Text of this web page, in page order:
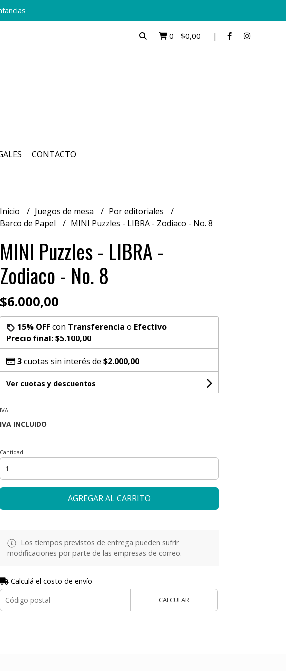
0 - $0,00
CONTACTO
Inicio Juegos de mesa
Por editoriales
Barco de Papel
MINI Puzzles - LIBRA - Zodiaco - No. 8
MINI Puzzles - LIBRA -
Zodiaco - No. 8
$6.000,00
15% OFFcon Transferencia o Efectivo
Precio final:$5.100,00
3cuotas sin interés de $2.000,00
Ver cuotas y descuentos
IVA
Cantidad
AGREGAR AL CARRITO
Los tiempos previstos de entrega pueden sufrir
modificaciones por parte de las empresas de correo.
Calculá el costo de envío
CALCULAR